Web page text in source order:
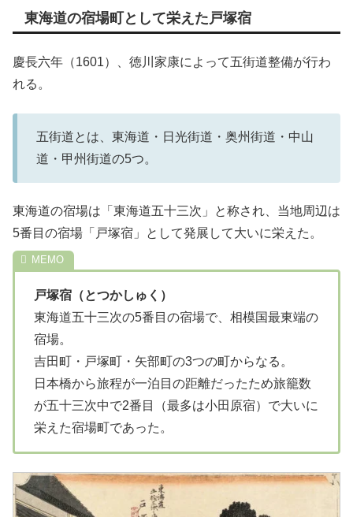
東海道の宿場町として栄えた戸塚宿
慶長六年（1601）、徳川家康によって五街道整備が行わ
れる。
五街道とは、東海道・日光街道・奥州街道・中山
道・甲州街道の5つ。
東海道の宿場は「東海道五十三次」と称され、当地周辺は
5番目の宿場「戸塚宿」として発展して大いに栄えた。
戸塚宿（とつかしゅく）
東海道五十三次の5番目の宿場で、相模国最東端の
宿場。
吉田町・戸塚町・矢部町の3つの町からなる。
日本橋から旅程が一泊目の距離だったため旅籠数
が五十三次中で2番目（最多は小田原宿）で大いに
栄えた宿場町であった。